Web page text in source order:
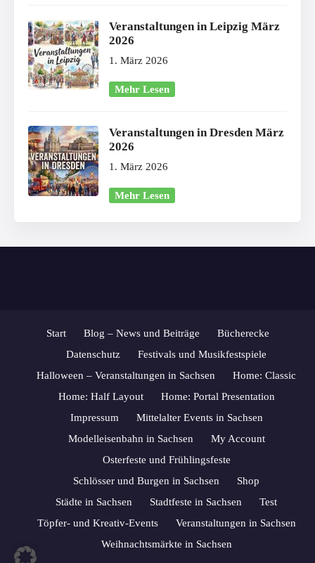
Veranstaltungen in Leipzig März
2026
1. März 2026
Mehr Lesen
Veranstaltungen in Dresden März
2026
1. März 2026
Mehr Lesen
Start Blog – News und Beiträge
Bücherecke
Datenschutz
Festivals und Musikfestspiele
Halloween – Veranstaltungen in Sachsen
Home: Classic
Home: Half Layout
Home: Portal Presentation
Impressum
Mittelalter Events in Sachsen
Modelleisenbahn in Sachsen
My Account
Osterfeste und Frühlingsfeste
Schlösser und Burgen in Sachsen
Shop
Städte in Sachsen
Stadtfeste in Sachsen
Test
Töpfer- und Kreativ-Events
Veranstaltungen in Sachsen
Weihnachtsmärkte in Sachsen